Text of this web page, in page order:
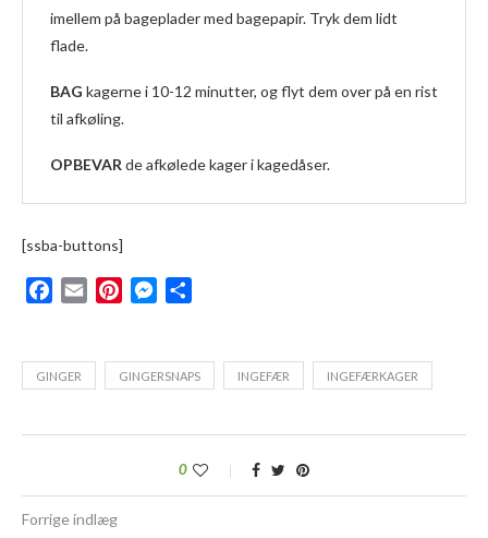
imellem på bageplader med bagepapir. Tryk dem lidt
flade.
BAG kagerne i 10-12 minutter, og flyt dem over på en rist
til afkøling.
OPBEVAR de afkølede kager i kagedåser.
[ssba-buttons]
Facebook
Email PinterestMessenger
GINGER GINGERSNAPS INGEFÆR INGEFÆRKAGER
0
Forrige indlæg